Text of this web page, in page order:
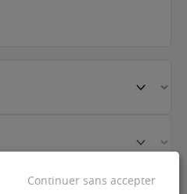
Continuer sans accepter